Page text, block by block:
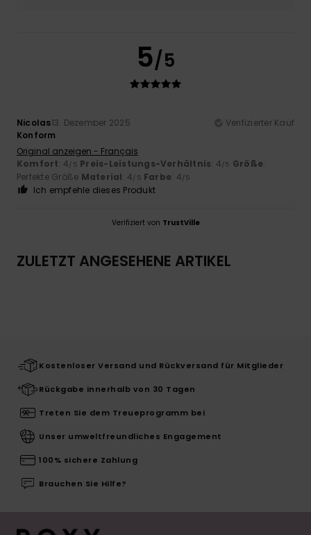
5/5
Nicolas13. Dezember 2025
Verifizierter Kauf
Konform
Original anzeigen - Français
Komfort: 4/5 Preis-Leistungs-Verhältnis: 4/5 Größe:
Perfekte Größe Material: 4/5 Farbe: 4/5
Ich empfehle dieses Produkt
Verifiziert von TrustVille
ZULETZT ANGESEHENE ARTIKEL
Kostenloser Versand und Rückversand für Mitglieder
Rückgabe innerhalb von 30 Tagen
Treten Sie dem Treueprogramm bei
Unser umweltfreundliches Engagement
100% sichere Zahlung
Brauchen Sie Hilfe?